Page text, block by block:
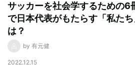
サッカーを社会学するための6
で日本代表がもたらす「私た
は？
by 有元健
2022.12.15